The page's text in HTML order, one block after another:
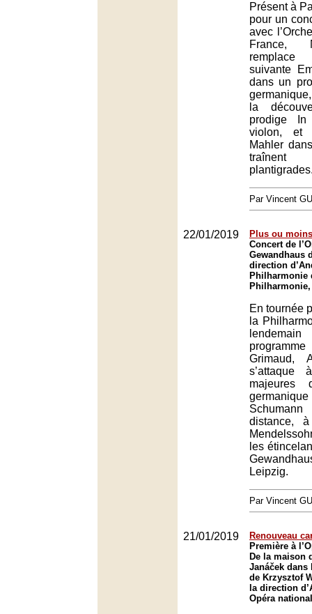
Présent à
pour un
avec
France,
suivante
dans un
la
prodige
violon, et
Mahler
Par Vincent
22/01/2019
Plus ou
Concert de
Gewandhaus
direction
Philharmonie
En tournée
la
Grimaud,
s’attaque
majeures
distance, à
les
Leipzig.
Par Vincent
21/01/2019
Renouveau
Première à
De la maison
Janáček dans
de Krzysztof
la direction
Opéra